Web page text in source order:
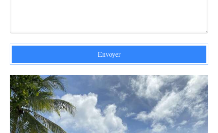
Envoyer